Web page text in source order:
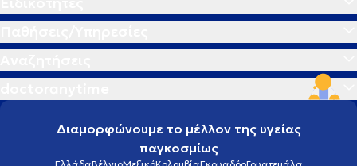
Διαμορφώνουμε το μέλλον της υγείας
παγκοσμίως